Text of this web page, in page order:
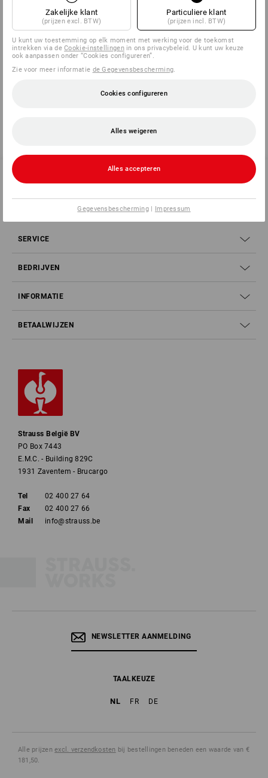
10 jaar garantie
Informatie van de fabrikant:Falken GmbH | Am Bahnhof 5 | DE
03185 Peitz | info@falken.eu
SERVICE 02 400 27 64
SERVICE
BEDRIJVEN
INFORMATIE
BETAALWIJZEN
Strauss België BV
PO Box 7443
E.M.C. - Building 829C
1931 Zaventem - Brucargo
Tel
02 400 27 64
Fax
02 400 27 66
Mail
info@strauss.be
NEWSLETTER AANMELDING
TAALKEUZE
NL FR DE
Alle prijzenexcl. verzendkosten bij bestellingen beneden een waarde van €
181,50.
Zakelijke klant
(prijzen excl. BTW)
Particuliere klant
(prijzen incl. BTW)
U kunt uw toestemming op elk moment met werking voor de toekomst
intrekken via deCookie-instellingenin ons privacybeleid. U kunt uw keuze
ook aanpassen onder “Cookies configureren”.
Zie voor meer informatie de Gegevensbescherming
Cookies configureren
Alles weigeren
Alles accepteren
Gegevensbescherming | Impressum